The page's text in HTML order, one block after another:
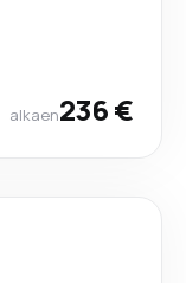
alkaen236 €